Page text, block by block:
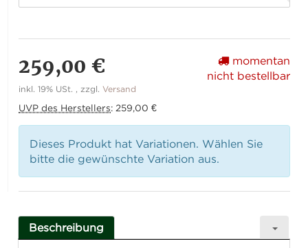
259,00 €
inkl. 19% USt. , zzgl.Versand
UVP des Herstellers: 259,00 €
momentan
nicht bestellbar
Dieses Produkt hat Variationen. Wählen Sie
bitte die gewünschte Variation aus.
Beschreibung